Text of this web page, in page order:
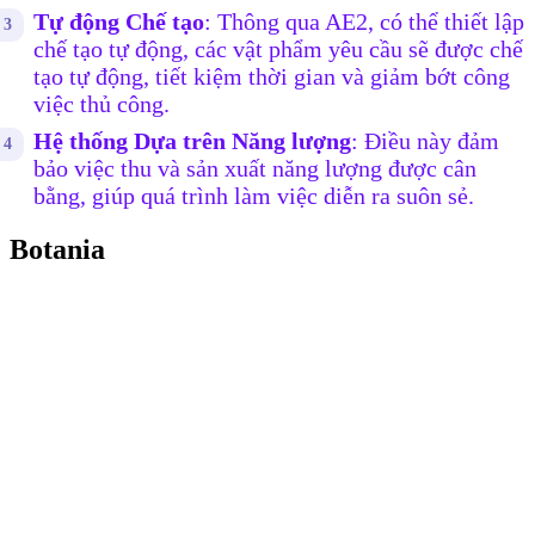
Tự động Chế tạo: Thông qua AE2, có thể thiết lập
chế tạo tự động, các vật phẩm yêu cầu sẽ được chế
tạo tự động, tiết kiệm thời gian và giảm bớt công
việc thủ công.
Hệ thống Dựa trên Năng lượng: Điều này đảm
bảo việc thu và sản xuất năng lượng được cân
bằng, giúp quá trình làm việc diễn ra suôn sẻ.
Botania